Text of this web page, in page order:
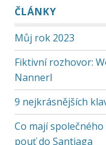
ČLÁNKY
Můj rok 2023
Fiktivní rozhovor:
Nannerl
9 nejkrásnějších
Co mají
pouť do Santiaga